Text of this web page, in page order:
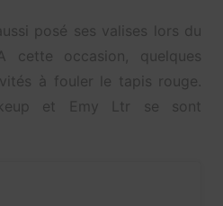
posé ses valises lors du
cette occasion, quelques
à fouler le tapis rouge.
et Emy Ltr se sont